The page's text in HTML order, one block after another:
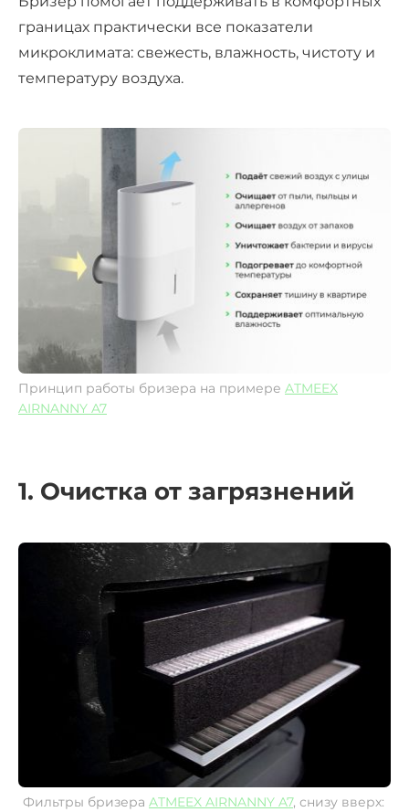
границах практически все показатели
микроклимата: свежесть, влажность, чистоту и
температуру воздуха.
Принцип работы бризера на примере ATMEEX
AIRNANNY A7
1. Очистка от загрязнений
Фильтры бризера ATMEEX AIRNANNY A7, снизу вверх: